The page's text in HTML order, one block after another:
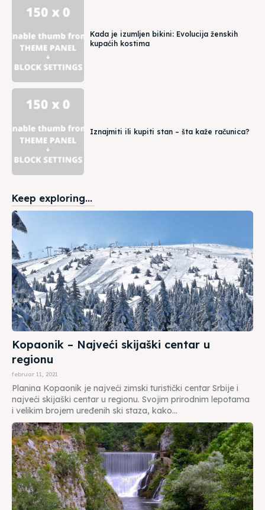
Kada je izumljen bikini: Evolucija ženskih
kupaćih kostima
Iznajmiti ili kupiti stan – šta kaže računica?
Keep exploring...
Kopaonik – Najveći skijaški centar u
regionu
februar 11, 2021
Planina Kopaonik je najveći zimski turistički centar Srbije i
najveći skijaški centar u regionu. Svojim prirodnim lepotama
i velikim brojem uređenih ski staza, kako...